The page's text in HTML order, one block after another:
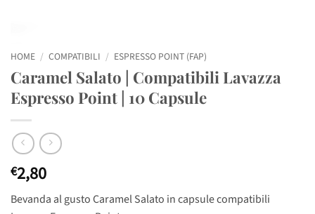
HOME / COMPATIBILI / ESPRESSO POINT (FAP)
Caramel Salato | Compatibili Lavazza
Espresso Point | 10 Capsule
€2,80
Bevanda al gusto Caramel Salato in capsule compatibili